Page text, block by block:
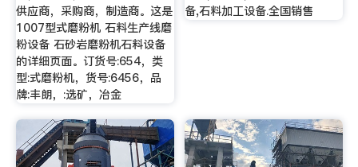
供应商，采购商，制造商。这是
1007型式磨粉机 石料生产线磨
粉设备 石砂岩磨粉机石料设备
的详细页面。订货号:654，类
型:式磨粉机，货号:6456，品
牌:丰朗，:选矿，冶金
备,石料加工设备.全国销售